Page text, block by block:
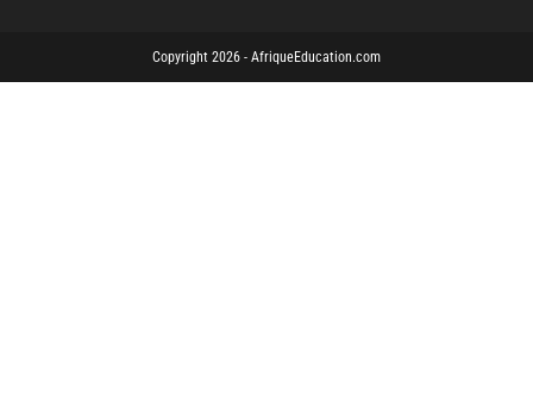
Copyright 2026 - AfriqueEducation.com